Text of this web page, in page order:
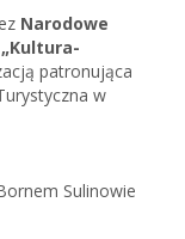
Narodowe
patronująca
w
Sulinowie